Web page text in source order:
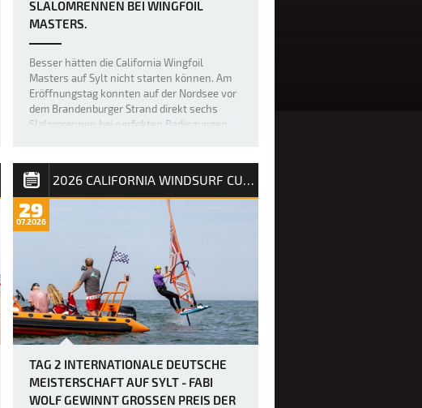
SLALOMRENNEN BEI WINGFOIL
MASTERS.
Besser hätten die California Wingfoil
Masters auf Sylt nicht starten können. Am
Eröffnungstag konnten auf der Nordsee vor
dem Brandenburger Strand direkt sechs
Slalomrennen bei perfekten Bedingungen
Wettfahr…
2026 CALIFORNIA WINDSURF CUP SYLT
29
07.2026
TAG 2 INTERNATIONALE DEUTSCHE
MEISTERSCHAFT AUF SYLT - FABI
WOLF GEWINNT GROSSEN PREIS DER L